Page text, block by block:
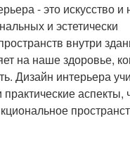
- это искусство и
и эстетически
внутри
на наше здоровье,
Дизайн интерьера
практические аспекты,